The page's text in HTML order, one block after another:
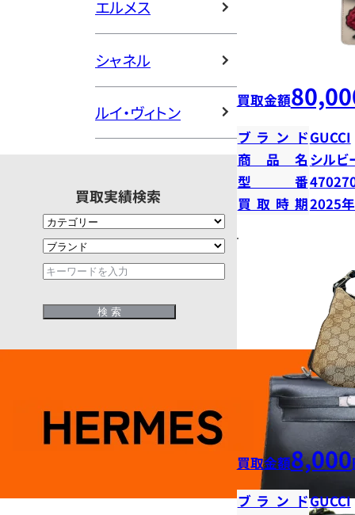
エルメス
シャネル
ルイ・ヴィトン
買取実績検索
買取金額
ブランドGUCCI
商品名 シルビ
型番
買取時期2025
買取金額8,000
ブランドGUCCI